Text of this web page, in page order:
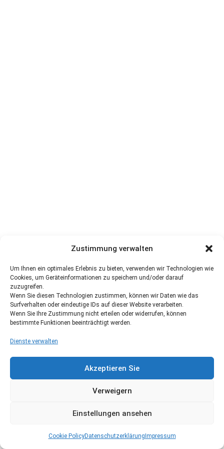
Zustimmung verwalten
Um Ihnen ein optimales Erlebnis zu bieten, verwenden wir Technologien wie
Cookies, um Geräteinformationen zu speichern und/oder darauf
zuzugreifen.
Wenn Sie diesen Technologien zustimmen, können wir Daten wie das
Surfverhalten oder eindeutige IDs auf dieser Website verarbeiten.
Wenn Sie Ihre Zustimmung nicht erteilen oder widerrufen, können
bestimmte Funktionen beeinträchtigt werden.
Dienste verwalten
Akzeptieren Sie
Verweigern
Einstellungen ansehen
Cookie PolicyDatenschutzerklärung Impressum